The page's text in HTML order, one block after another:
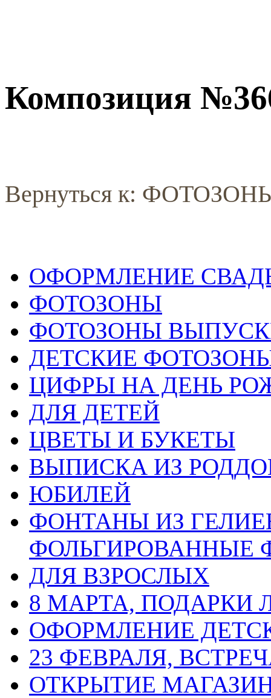
Композиция
Вернуться к:
ОФОРМЛЕНИЕ
ФОТОЗОНЫ
ФОТОЗОНЫ
ДЕТСКИЕ
ЦИФРЫ НА ДЕНЬ
ДЛЯ ДЕТЕЙ
ЦВЕТЫ И БУКЕТЫ
ВЫПИСКА ИЗ
ЮБИЛЕЙ
ФОНТАНЫ ИЗ
ФОЛЬГИРОВАННЫЕ
ДЛЯ ВЗРОСЛЫХ
8 МАРТА,
ОФОРМЛЕНИЕ
23 ФЕВРАЛЯ,
ОТКРЫТИЕ